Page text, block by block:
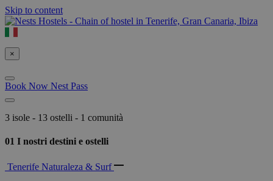
Skip to content
×
Book Now Nest Pass
3 isole - 13 ostelli - 1 comunità
01 I nostri destini e ostelli
Tenerife Naturaleza & Surf